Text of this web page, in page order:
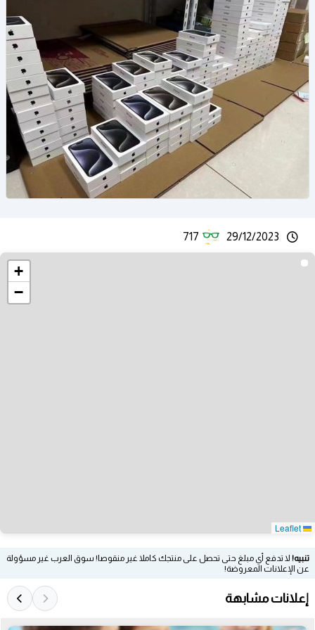
29/12/2023
717
+
−
تنبيه! لا تدفع أي مبلغ حتى تحصل على منتجك كاملا غير منقوصا! سوق العرب غير مسؤولة
عن الإعلانات المعروضة!
إعلانات مشابهة